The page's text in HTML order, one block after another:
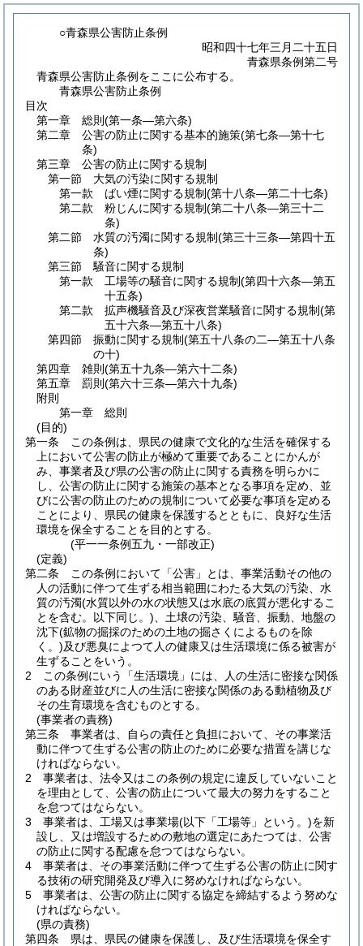
○青森県公害防止条例
昭和四十七年三月二十五日
青森県条例第二号
青森県公害防止条例をここに公布する。
青森県公害防止条例
目次
第一章
総則 (第一条―第六条)
第二章
公害の防止に関する基本的施策(第七条―第十七
条)
第三章
公害の防止に関する規制
第一節
大気の汚染に関する規制
第一款
ばい煙に関する規制(第十八条―第二十七条)
第二款
粉じんに関する規制(第二十八条―第三十二
条)
第二節
水質の汚濁に関する規制(第三十三条―第四十五
条)
第三節
騒音に関する規制
第一款
工場等の騒音に関する規制(第四十六条―第五
十五条)
第二款
拡声機騒音及び深夜営業騒音に関する規制(第
五十六条―第五十八条)
第四節
振動に関する規制(第五十八条の二―第五十八条
の十)
第四章
雑則 (第五十九条―第六十二条)
第五章
罰則 (第六十三条―第六十九条)
附則
第一章
総則
(目的)
第一条
この条例は、県民の健康で文化的な生活を確保する
上において公害の防止が極めて重要であることにかんが
み、事業者及び県の公害の防止に関する責務を明らかに
し、公害の防止に関する施策の基本となる事項を定め、並
びに公害の防止のための規制について必要な事項を定める
ことにより、県民の健康を保護するとともに、良好な生活
環境を保全することを目的とする。
(平一一条例五九・一部改正)
(定義)
第二条
この条例において「公害」とは、事業活動その他の
人の活動に伴つて生ずる相当範囲にわたる大気の汚染、水
質の汚濁(水質以外の水の状態又は水底の底質が悪化するこ
とを含む。以下同じ。) 、土壌の汚染、騒音、振動、地盤の
沈下(鉱物の掘採のための土地の掘さくによるものを除
く。)及び悪臭によつて人の健康又は生活環境に係る被害が
生ずることをいう。
2
この条例にいう「生活環境」には、人の生活に密接な関係
のある財産並びに人の生活に密接な関係のある動植物及び
その生育環境を含むものとする。
(事業者の責務)
第三条
事業者は、自らの責任と負担において、その事業活
動に伴つて生ずる公害の防止のために必要な措置を講じな
ければならない。
2
事業者は、法令又はこの条例の規定に違反していないこと
を理由として、公害の防止について最大の努力をすること
を怠つてはならない。
3
事業者は、工場又は事業場(以下「工場等」という。)を新
設し、又は増設するための敷地の選定にあたつては、公害
の防止に関する配慮を怠つてはならない。
4
事業者は、その事業活動に伴つて生ずる公害の防止に関す
る技術の研究開発及び導入に努めなければならない。
5
事業者は、公害の防止に関する協定を締結するよう努めな
ければならない。
(県の責務)
第四条
県は、県民の健康を保護し、及び生活環境を保全す